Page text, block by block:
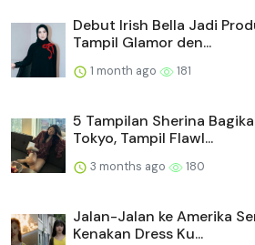
Debut Irish Bella Jadi
Tampil Glamor den...
1 month ago 181
5 Tampilan Sherina
Tokyo, Tampil Flawl...
3 months ago 180
Jalan-Jalan ke Amerika
Kenakan Dress Ku...